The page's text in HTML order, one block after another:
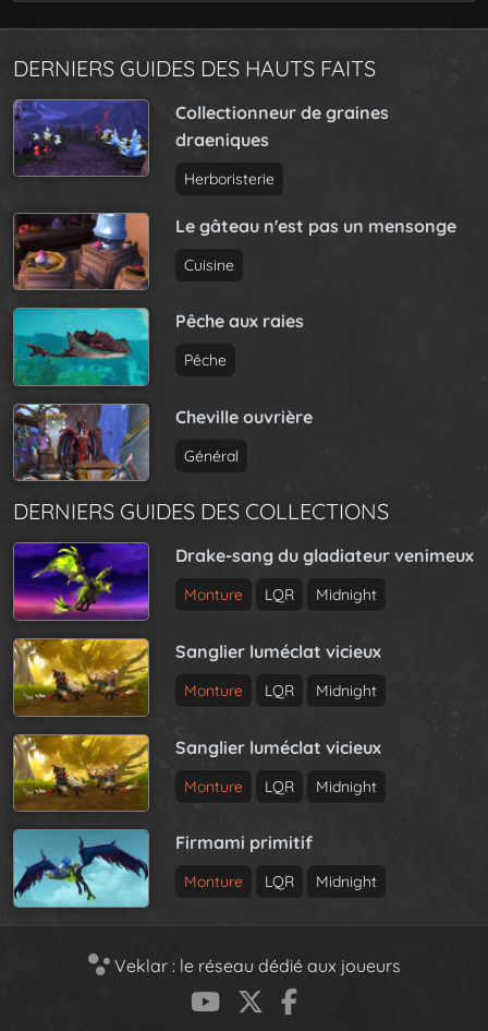
DERNIERS GUIDES DES HAUTS FAITS
Collectionneur de graines
draeniques
Herboristerie
Le gâteau n'est pas un mensonge
Cuisine
Pêche aux raies
Pêche
Cheville ouvrière
Général
DERNIERS GUIDES DES COLLECTIONS
Drake-sang du gladiateur venimeux
Monture LQR Midnight
Sanglier luméclat vicieux
Monture LQR Midnight
Sanglier luméclat vicieux
Monture LQR Midnight
Firmami primitif
Monture LQR Midnight
Veklar : le réseau dédié aux joueurs